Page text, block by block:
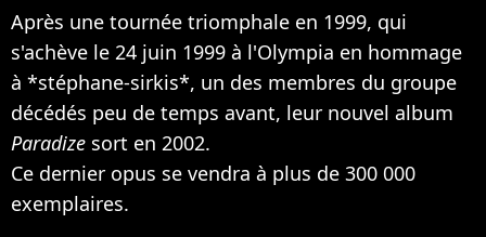
Après une tournée triomphale en 1999, qui
s'achève le 24 juin 1999 à l'Olympia en hommage
à *stéphane-sirkis*, un des membres du groupe
décédés peu de temps avant, leur nouvel album
Paradize sort en 2002.
Ce dernier opus se vendra à plus de 300 000
exemplaires.